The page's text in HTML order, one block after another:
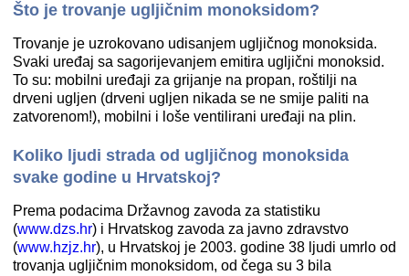
Što je trovanje ugljičnim monoksidom?
Trovanje je uzrokovano udisanjem ugljičnog monoksida.
Svaki uređaj sa sagorijevanjem emitira ugljični monoksid.
To su: mobilni uređaji za grijanje na propan, roštilji na
drveni ugljen (drveni ugljen nikada se ne smije paliti na
zatvorenom!), mobilni i loše ventilirani uređaji na plin.
Koliko ljudi strada od ugljičnog monoksida
svake godine u Hrvatskoj?
Prema podacima Državnog zavoda za statistiku
(www.dzs.hr) i Hrvatskog zavoda za javno zdravstvo
(www.hzjz.hr), u Hrvatskoj je 2003. godine 38 ljudi umrlo od
trovanja ugljičnim monoksidom, od čega su 3 bila